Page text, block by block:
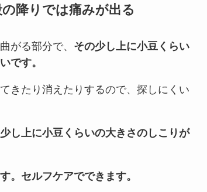
降りでは痛みが出る
がる部分で、 その少し上に小豆くらい
です。
きたり消えたりするので、探しにくい
し上に小豆くらいの大きさのしこりが
。セルフケアでできます。